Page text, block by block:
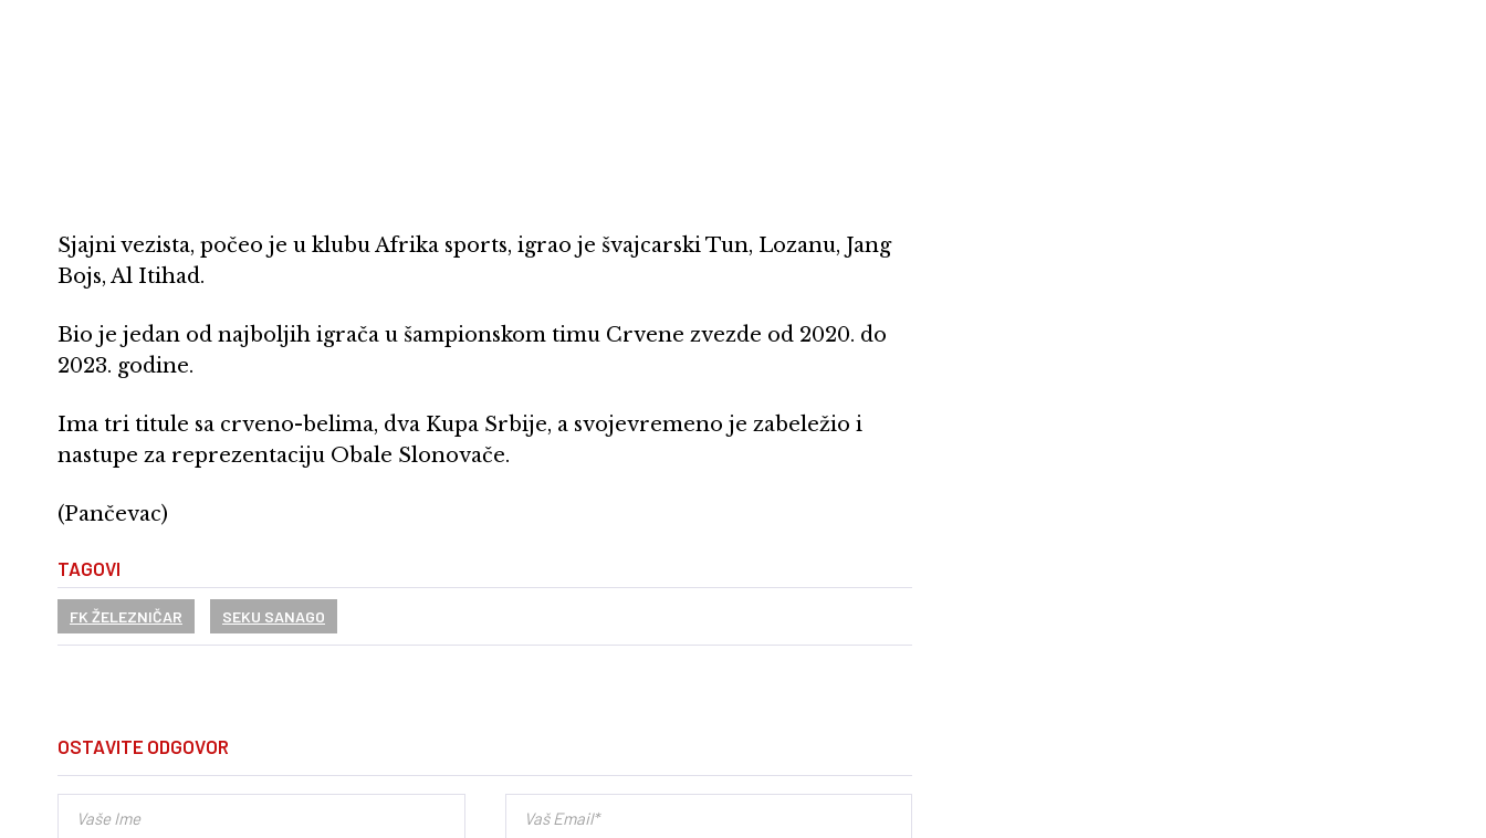
Sjajni vezista, počeo je u klubu Afrika sports, igrao je švajcarski Tun, Lozanu, Jang
Bojs, Al Itihad.
Bio je jedan od najboljih igrača u šampionskom timu Crvene zvezde od 2020. do
2023. godine.
Ima tri titule sa crveno-belima, dva Kupa Srbije, a svojevremeno je zabeležio i
nastupe za reprezentaciju Obale Slonovače.
(Pančevac)
TAGOVI
FK ŽELEZNIČAR SEKU SANAGO
OSTAVITE ODGOVOR